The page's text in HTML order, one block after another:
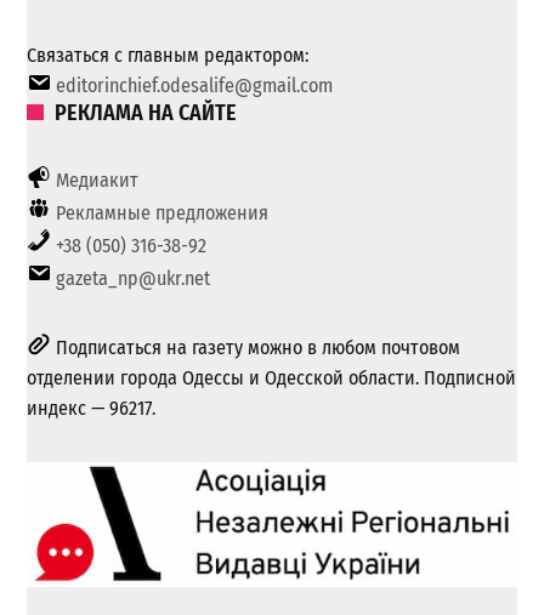
Связаться с главным редактором:
editorinchief.odesalife@gmail.com
РЕКЛАМА НА САЙТЕ
Медиакит
Рекламные предложения
+38 (050) 316-38-92
gazeta_np@ukr.net
Подписаться на газету можно в любом почтовом
отделении города Одессы и Одесской области. Подписной
индекс — 96217.